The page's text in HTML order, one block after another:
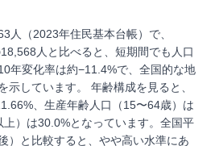
人（2023年住民基本台帳）で、
人と比べると、短期間でも人口
年変化率は約−11.4%で、全国的な地
示しています。 年齢構成を見ると、
、生産年齢人口（15〜64歳）は
）は30.0%となっています。全国平
）と比較すると、やや高い水準にあ